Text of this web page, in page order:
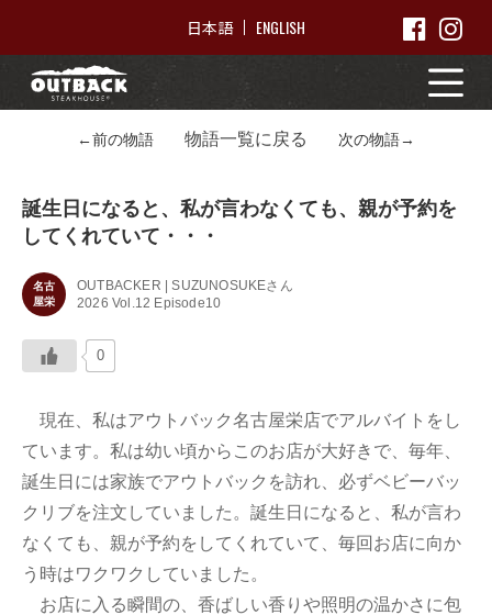
日本語 ENGLISH
←前の物語 物語一覧に戻る 次の物語→
誕生日になると、私が言わなくても、親が予約を
してくれていて・・・
名古
屋栄
OUTBACKER | SUZUNOSUKEさん
2026 Vol.12 Episode10
0
現在、私はアウトバック名古屋栄店でアルバイトをし
ています。私は幼い頃からこのお店が大好きで、毎年、
誕生日には家族でアウトバックを訪れ、必ずベビーバッ
クリブを注文していました。誕生日になると、私が言わ
なくても、親が予約をしてくれていて、毎回お店に向か
う時はワクワクしていました。
お店に入る瞬間の、香ばしい香りや照明の温かさに包